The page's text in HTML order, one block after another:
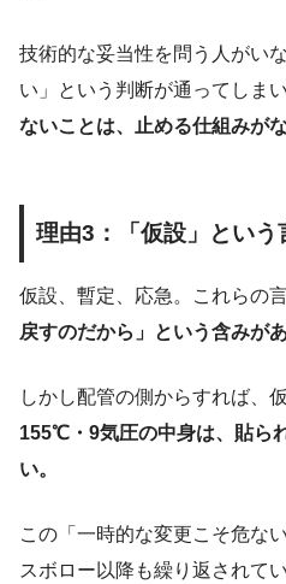
技術的な妥当性を問う人がい
い」という判断が通ってしまい
ないことは、止める仕組みが
理由3：「仮設」とい
仮設、暫定、応急。これらの言
戻すのだから」という含みがあ
しかし配管の側からすれば、
155℃・9気圧の中身は、貼ら
い。
この「一時的な変更こそ危な
スボロー以降も繰り返されて